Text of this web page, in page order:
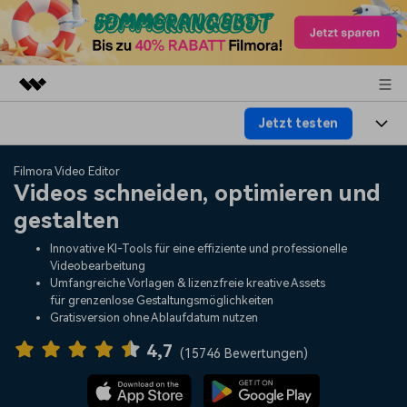
Dienstprogramme
Business
Überblick
Lösungen
Über uns
Presseraum
Support
Jetzt testen
Produkte
Plattformen
Funktionen
Assets
KI
Video/Foto
Audio
Lösungen
Soziale Medien
Marketing & Business
Lifestyle & Spaß
Ressourcen
Video-Prompts
Über 100 heiße Video-
Meisterkurs
Beherrschen Sie
Hilfe-Center
Erste Schritte
Filmora Video Editor
Videos schneiden, optimieren und
gestalten
Innovative KI-Tools für eine effiziente und professionelle
Videobearbeitung
Umfangreiche Vorlagen & lizenzfreie kreative Assets
für grenzenlose Gestaltungsmöglichkeiten
Gratisversion ohne Ablaufdatum nutzen
4,7 (15746 Bewertungen)